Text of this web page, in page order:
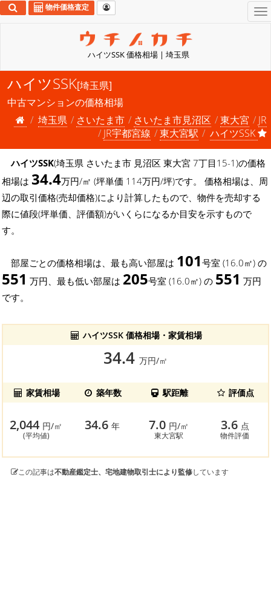
ハイツSSK 価格相場 | 埼玉県
物件価格査定
ハイツSSK[埼玉県]
中古マンションの価格相場
埼玉県
さいたま市 さいたま市見沼区 東大宮
JR
JR宇都宮線
東大宮駅 ハイツSSK
ハイツSSK(埼玉県 さいたま市 見沼区 東大宮 7丁目15-1)の価格
相場は 34.4万円/㎡ (坪単価 114万円/坪)です。 価格相場は、周
辺の取引価格(売却価格)により計算したもので、物件を売却する
際に値段(坪単価、評価額)がいくらになるか目安を示すもので
す。
部屋ごとの価格相場は、最も高い部屋は 101 号室 (16.0㎡) の
551 万円、最も低い部屋は 205号室 (16.0㎡) の 551 万円
です。
ハイツSSK 価格相場・家賃相場
34.4 万円/㎡
家賃相場 築年数 駅距離 評価点
2,044 円/㎡
(平均値)
34.6年 7.0 円/㎡
東大宮駅
3.6 点
物件評価
この記事は不動産鑑定士、宅地建物取引士により監修しています